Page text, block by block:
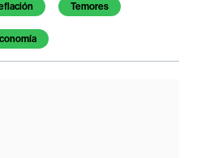
Temores